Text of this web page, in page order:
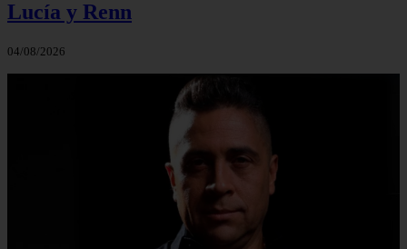
Lucía y Renn
04/08/2026